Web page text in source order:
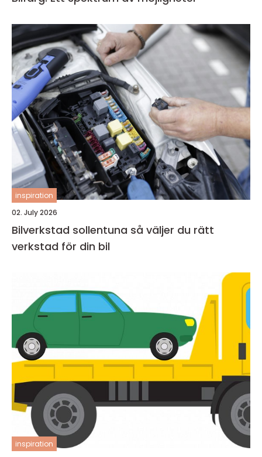
inspiration
02. July 2026
Bilverkstad sollentuna så väljer du rätt
verkstad för din bil
inspiration